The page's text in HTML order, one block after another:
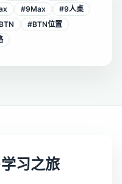
#9Max #9人桌
#BTN位置
习之旅